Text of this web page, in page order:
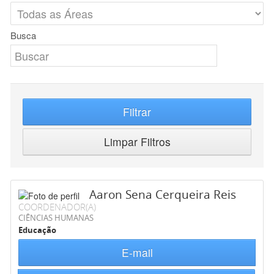
Busca
Filtrar
Limpar Filtros
Aaron Sena Cerqueira Reis
COORDENADOR(A)
CIÊNCIAS HUMANAS
Educação
E-mail